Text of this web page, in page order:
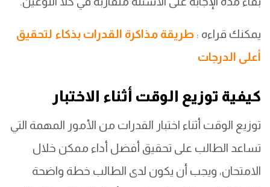
يمكنك قراءه : طريقة مذاكرة القدرات بذكاء لتحقيق
أعلى الدرجات
كيفية توزيع الوقت أثناء الاختبار
توزيع الوقت أثناء اختبار القدرات من الأمور المهمة التي
تساعد الطالب على تحقيق أفضل أداء ممكن خلال
الامتحان، ويجب أن يكون لدى الطالب خطة واضحة